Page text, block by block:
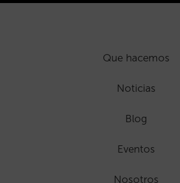
Que hacemos
Noticias
Blog
Eventos
Nosotros